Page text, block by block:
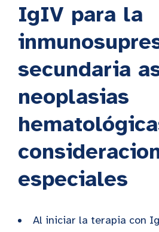
IgIV para la
secundaria
neoplasias
especiales
Al iniciar la terapia con